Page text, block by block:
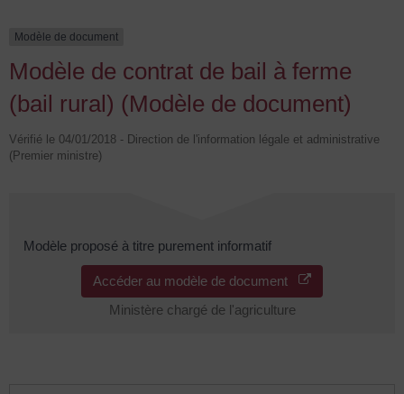
Modèle de document
Modèle de contrat de bail à ferme
(bail rural) (Modèle de document)
Vérifié le 04/01/2018 - Direction de l'information légale et administrative
(Premier ministre)
Modèle proposé à titre purement informatif
Accéder au modèle de document
Ministère chargé de l'agriculture